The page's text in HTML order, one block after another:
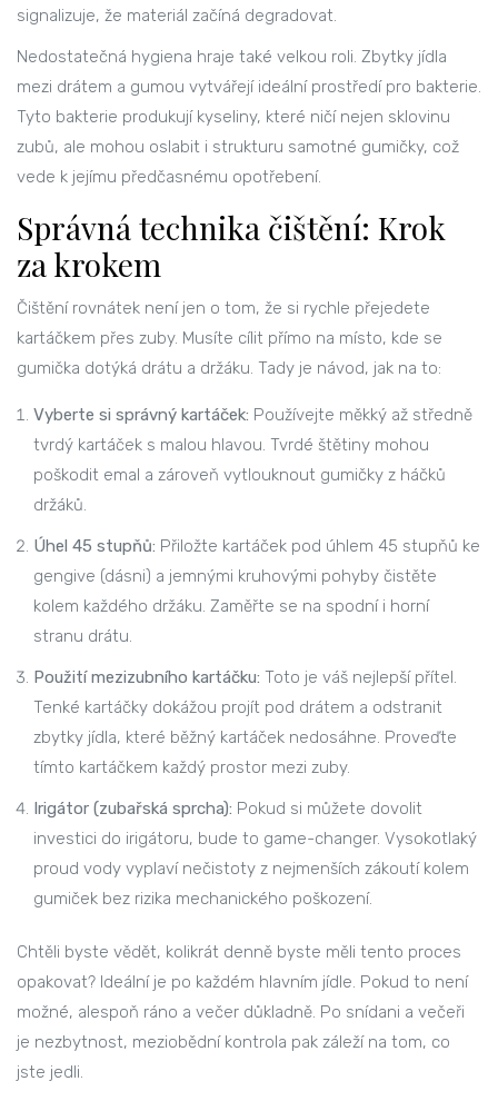
signalizuje, že materiál začíná degradovat.
Nedostatečná hygiena hraje také velkou roli. Zbytky jídla
mezi drátem a gumou vytvářejí ideální prostředí pro bakterie.
Tyto bakterie produkují kyseliny, které ničí nejen sklovinu
zubů, ale mohou oslabit i strukturu samotné gumičky, což
vede k jejímu předčasnému opotřebení.
Správná technika čištění: Krok
za krokem
Čištění rovnátek není jen o tom, že si rychle přejedete
kartáčkem přes zuby. Musíte cílit přímo na místo, kde se
gumička dotýká drátu a držáku. Tady je návod, jak na to:
Vyberte si správný kartáček: Používejte měkký až středně
tvrdý kartáček s malou hlavou. Tvrdé štětiny mohou
poškodit emal a zároveň vytlouknout gumičky z háčků
držáků.
Úhel 45 stupňů: Přiložte kartáček pod úhlem 45 stupňů ke
gengive (dásni) a jemnými kruhovými pohyby čistěte
kolem každého držáku. Zaměřte se na spodní i horní
stranu drátu.
Použití mezizubního kartáčku: Toto je váš nejlepší přítel.
Tenké kartáčky dokážou projít pod drátem a odstranit
zbytky jídla, které běžný kartáček nedosáhne. Proveďte
tímto kartáčkem každý prostor mezi zuby.
Irigátor (zubařská sprcha): Pokud si můžete dovolit
investici do irigátoru, bude to game-changer. Vysokotlaký
proud vody vyplaví nečistoty z nejmenších zákoutí kolem
gumiček bez rizika mechanického poškození.
Chtěli byste vědět, kolikrát denně byste měli tento proces
opakovat? Ideální je po každém hlavním jídle. Pokud to není
možné, alespoň ráno a večer důkladně. Po snídani a večeři
je nezbytnost, meziobědní kontrola pak záleží na tom, co
jste jedli.